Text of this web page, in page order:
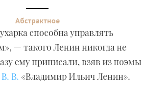
Абстрактное
способна управлять
— такого Ленин никогда не
ему приписали, взяв из поэмы
В. «Владимир Ильич Ленин».